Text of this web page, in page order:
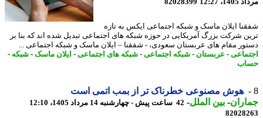
12:27
82028399
ایلان ماسک و شبکه اجتماعی ایکس به تازه
شرکت بزرگ آمریکایی در حوزه شبکه های اجتماعی تبدیل شده اند که بنا بر
مقام های عربستان سعودی، - شفقنا – ایلان ماسک و شبکه اجتماعی ...
-عربستان-شبکه اجتماعی-شبکه های اجتماعی-ایلان ماسک-شبکه-
هوش مصنوعی خطرناک تر از بمب اتمی است
- بین الملل-42 ساعت پیش - چهارشنبه 14 مرداد 1405، 12:10